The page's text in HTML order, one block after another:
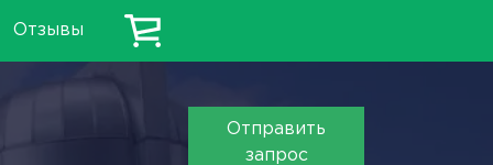
Отзывы
Отправить
запрос